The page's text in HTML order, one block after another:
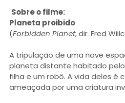
Sobre o filme:
Planeta proibido
(Forbidden Planet, dir. Fred
A tripulação de uma nave
planeta distante habitado pelo
filha e um robô. A vida deles é
ameaçada por uma criatura